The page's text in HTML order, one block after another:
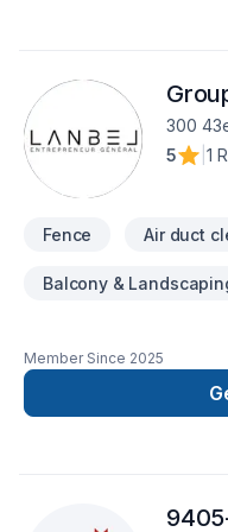
irréprochable. Confiez
cœur votre satisfaction.
300
5
1
Fence Air duct
Balcony &
Member Since 2025